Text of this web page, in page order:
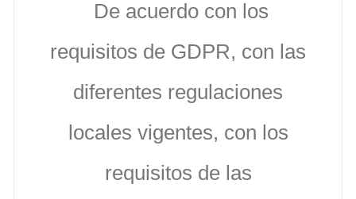
De acuerdo con los
requisitos de GDPR, con las
diferentes regulaciones
locales vigentes, con los
requisitos de las